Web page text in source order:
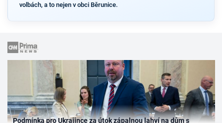
volbách, a to nejen v obci Běrunice.
Podmínka pro Ukrajince za útok zápalnou lahví na dům s